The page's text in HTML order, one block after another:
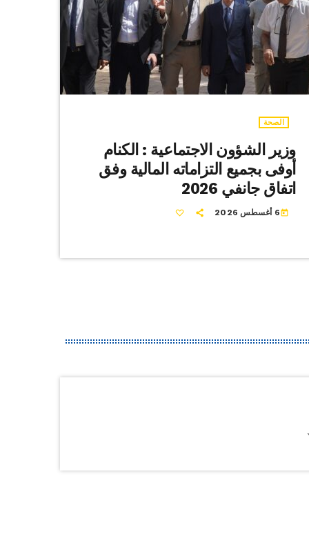
الصحة
وزير الشؤون الاجتماعية : الكنام
أوفى بجميع التزاماته المالية وفق
اتفاق جانفي 2026
today 6 أغسطس 2026